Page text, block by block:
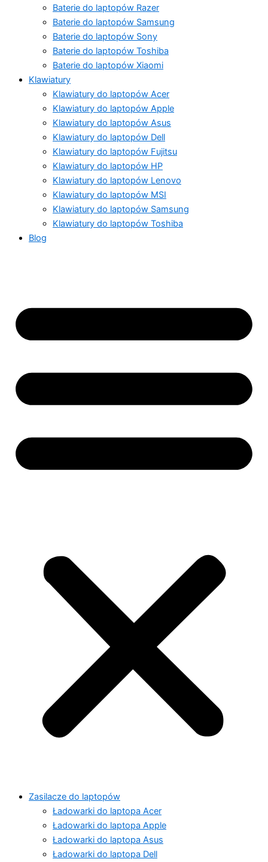
Baterie do laptopów Razer
Baterie do laptopów Samsung
Baterie do laptopów Sony
Baterie do laptopów Toshiba
Baterie do laptopów Xiaomi
Klawiatury
Klawiatury do laptopów Acer
Klawiatury do laptopów Apple
Klawiatury do laptopów Asus
Klawiatury do laptopów Dell
Klawiatury do laptopów Fujitsu
Klawiatury do laptopów HP
Klawiatury do laptopów Lenovo
Klawiatury do laptopów MSI
Klawiatury do laptopów Samsung
Klawiatury do laptopów Toshiba
Blog
Zasilacze do laptopów
Ładowarki do laptopa Acer
Ładowarki do laptopa Apple
Ładowarki do laptopa Asus
Ładowarki do laptopa Dell